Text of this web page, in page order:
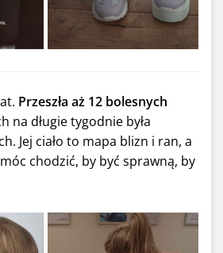
Przeszła aż 12 bolesnych
na długie tygodnie była
Jej ciało to mapa blizn i ran, a
chodzić, by być sprawną, by